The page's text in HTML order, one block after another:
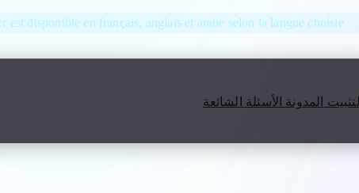
disponible en français, anglais et arabe selon la langue choisie.
التثبيت المدونة الأسئلة الشائعة